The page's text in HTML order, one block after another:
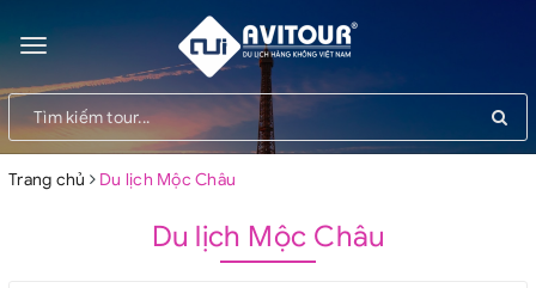
Toggle
navigation
Trang chủ Du lịch Mộc Châu
Du lịch Mộc Châu